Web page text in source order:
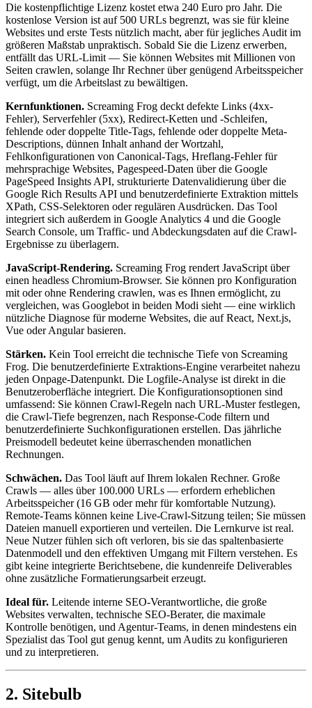
Die kostenpflichtige Lizenz kostet etwa 240 Euro pro Jahr. Die
kostenlose Version ist auf 500 URLs begrenzt, was sie für kleine
Websites und erste Tests nützlich macht, aber für jegliches Audit im
größeren Maßstab unpraktisch. Sobald Sie die Lizenz erwerben,
entfällt das URL-Limit — Sie können Websites mit Millionen von
Seiten crawlen, solange Ihr Rechner über genügend Arbeitsspeicher
verfügt, um die Arbeitslast zu bewältigen.
Kernfunktionen. Screaming Frog deckt defekte Links (4xx-
Fehler), Serverfehler (5xx), Redirect-Ketten und -Schleifen,
fehlende oder doppelte Title-Tags, fehlende oder doppelte Meta-
Descriptions, dünnen Inhalt anhand der Wortzahl,
Fehlkonfigurationen von Canonical-Tags, Hreflang-Fehler für
mehrsprachige Websites, Pagespeed-Daten über die Google
PageSpeed Insights API, strukturierte Datenvalidierung über die
Google Rich Results API und benutzerdefinierte Extraktion mittels
XPath, CSS-Selektoren oder regulären Ausdrücken. Das Tool
integriert sich außerdem in Google Analytics 4 und die Google
Search Console, um Traffic- und Abdeckungsdaten auf die Crawl-
Ergebnisse zu überlagern.
JavaScript-Rendering. Screaming Frog rendert JavaScript über
einen headless Chromium-Browser. Sie können pro Konfiguration
mit oder ohne Rendering crawlen, was es Ihnen ermöglicht, zu
vergleichen, was Googlebot in beiden Modi sieht — eine wirklich
nützliche Diagnose für moderne Websites, die auf React, Next.js,
Vue oder Angular basieren.
Stärken. Kein Tool erreicht die technische Tiefe von Screaming
Frog. Die benutzerdefinierte Extraktions-Engine verarbeitet nahezu
jeden Onpage-Datenpunkt. Die Logfile-Analyse ist direkt in die
Benutzeroberfläche integriert. Die Konfigurationsoptionen sind
umfassend: Sie können Crawl-Regeln nach URL-Muster festlegen,
die Crawl-Tiefe begrenzen, nach Response-Code filtern und
benutzerdefinierte Suchkonfigurationen erstellen. Das jährliche
Preismodell bedeutet keine überraschenden monatlichen
Rechnungen.
Schwächen. Das Tool läuft auf Ihrem lokalen Rechner. Große
Crawls — alles über 100.000 URLs — erfordern erheblichen
Arbeitsspeicher (16 GB oder mehr für komfortable Nutzung).
Remote-Teams können keine Live-Crawl-Sitzung teilen; Sie müssen
Dateien manuell exportieren und verteilen. Die Lernkurve ist real.
Neue Nutzer fühlen sich oft verloren, bis sie das spaltenbasierte
Datenmodell und den effektiven Umgang mit Filtern verstehen. Es
gibt keine integrierte Berichtsebene, die kundenreife Deliverables
ohne zusätzliche Formatierungsarbeit erzeugt.
Ideal für. Leitende interne SEO-Verantwortliche, die große
Websites verwalten, technische SEO-Berater, die maximale
Kontrolle benötigen, und Agentur-Teams, in denen mindestens ein
Spezialist das Tool gut genug kennt, um Audits zu konfigurieren
und zu interpretieren.
2. Sitebulb